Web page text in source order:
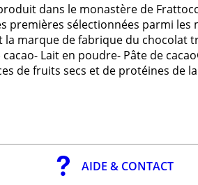
dans le monastère de
premières sélectionnées parmi
marque de fabrique du chocolat
Lait en poudre- Pâte de
de fruits secs et de protéines de
AIDE & CONTACT